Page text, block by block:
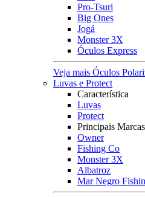
Pro-Tsuri
Big Ones
Jogá
Monster 3X
Óculos Express
Veja mais Óculos
Luvas e Protect
Característica
Luvas
Protect
Principais Marcas
Owner
Fishing Co
Monster 3X
Albatroz
Mar Negro